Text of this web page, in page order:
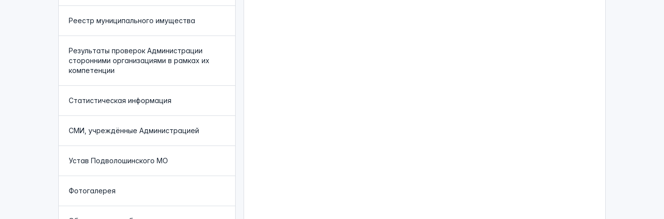
Реестр муниципального имущества
Результаты проверок Администрации
сторонними организациями в рамках их
компетенции
Статистическая информация
СМИ, учреждённые Администрацией
Устав Подволошинского МО
Фотогалерея